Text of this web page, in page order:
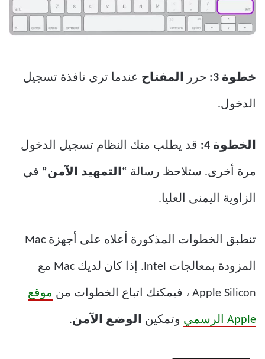
خطوة 3: حرر المفتاح عندما ترى نافذة تسجيل
الدخول.
الخطوة 4: قد يطلب منك النظام تسجيل الدخول
مرة أخرى. ستلاحظ رسالة “التمهيد الآمن” في
الزاوية اليمنى العليا.
تنطبق الخطوات المذكورة أعلاه على أجهزة Mac
المزودة بمعالجات Intel. إذا كان لديك Mac مع
Apple Silicon ، فيمكنك اتباع الخطوات من موقع
Apple الرسمي وتمكين الوضع الآمن.